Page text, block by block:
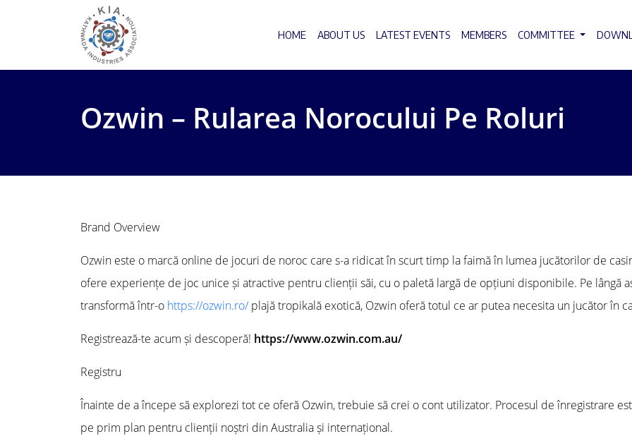
HOME ABOUT US LATEST EVENTS MEMBERS COMMITTEE
Ozwin – Rularea Norocului Pe Roluri
Brand Overview
Ozwin este o marcă online de jocuri de noroc care s-a ridicat în scurt timp la faimă în lumea jucătorilor de
ofere experiențe de joc unice și atractive pentru clienții săi, cu o paletă largă de opțiuni disponibile. Pe lângă
transformă într-o https://ozwin.ro/plajă tropikală exotică, Ozwin oferă totul ce ar putea necesita un jucător în
Registrează-te acum și descoperă! https://www.ozwin.com.au/
Registru
Înainte de a începe să explorezi tot ce oferă Ozwin, trebuie să crei o cont utilizator. Procesul de înregistrare
pe prim plan pentru clienții noștri din Australia și internațional.